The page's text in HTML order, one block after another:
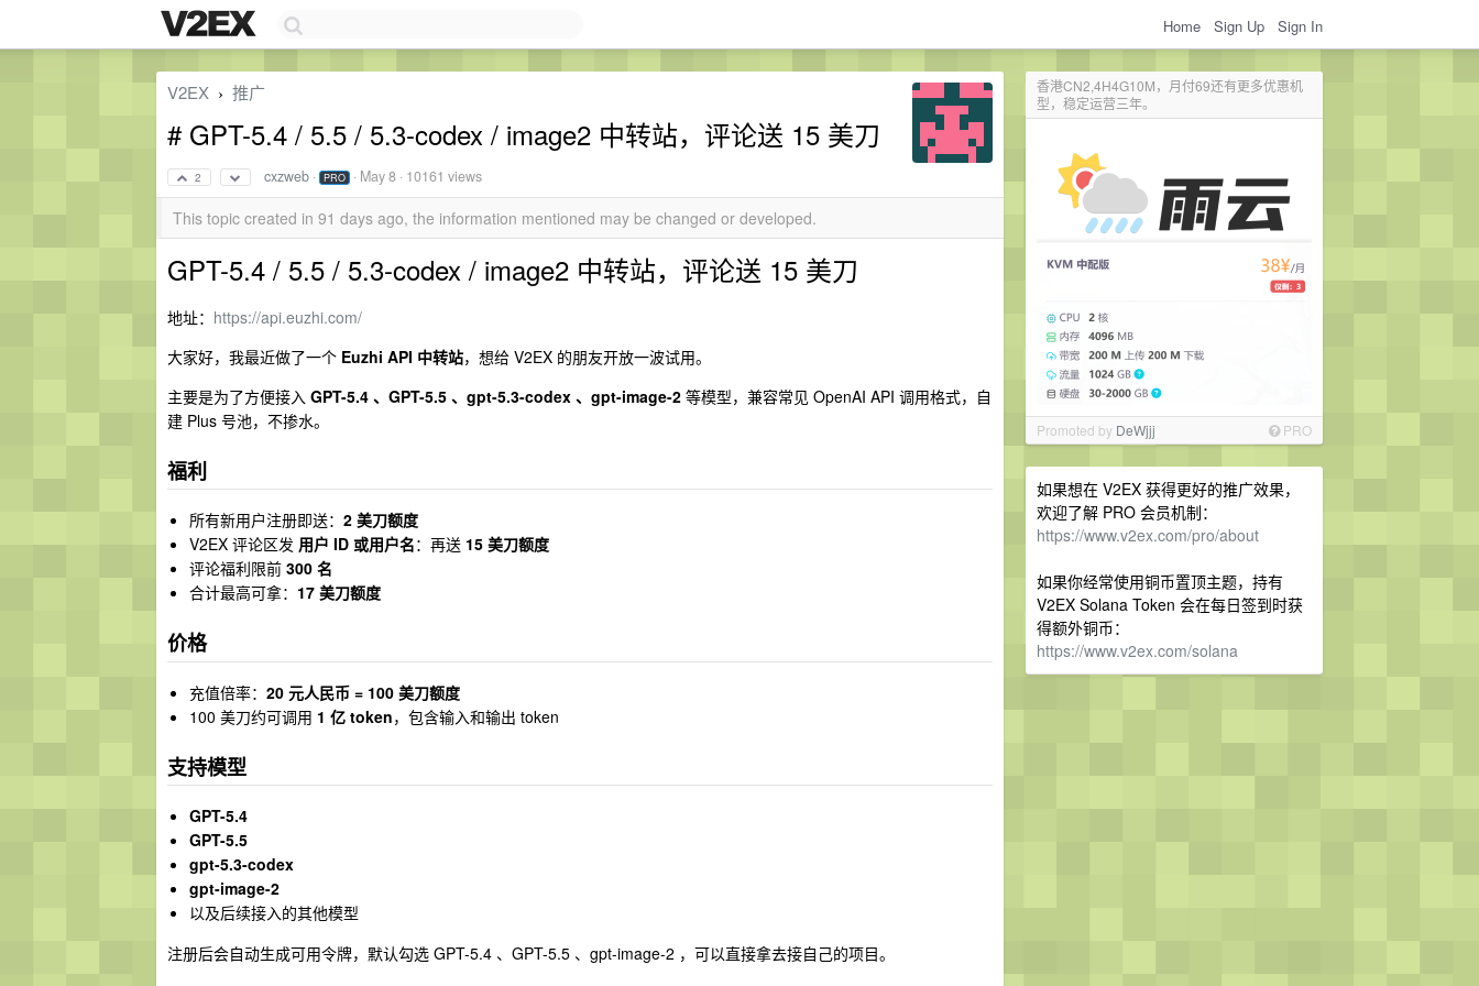
Home Sign Up Sign In
香港CN2,4H4G10M，月付69还有更多优惠机
型，稳定运营三年。
Promoted by DeWjjj PRO
如果想在 V2EX 获得更好的推广效果，
欢迎了解 PRO 会员机制：
https://www.v2ex.com/pro/about
如果你经常使用铜币置顶主题，持有
V2EX Solana Token 会在每日签到时获
得额外铜币：
https://www.v2ex.com/solana
V2EX › 推广
# GPT-5.4 / 5.5 / 5.3-codex / image2 中转站，评论送 15 美刀
2 cxzweb · PRO · May 8 · 10161 views
This topic created in 91 days ago, the information mentioned may be changed or developed.
GPT-5.4 / 5.5 / 5.3-codex / image2 中转站，评论送 15 美刀
地址： https://api.euzhi.com/
大家好，我最近做了一个 Euzhi API 中转站，想给 V2EX 的朋友开放一波试用。
主要是为了方便接入 GPT-5.4 、GPT-5.5 、gpt-5.3-codex 、gpt-image-2 等模型，兼容常见 OpenAI API 调用格式，自
建 Plus 号池，不掺水。
福利
所有新用户注册即送： 2 美刀额度
V2EX 评论区发 用户 ID 或用户名：再送 15 美刀额度
评论福利限前 300 名
合计最高可拿： 17 美刀额度
价格
充值倍率： 20 元人民币 = 100 美刀额度
100 美刀约可调用 1 亿 token，包含输入和输出 token
支持模型
GPT-5.4
GPT-5.5
gpt-5.3-codex
gpt-image-2
以及后续接入的其他模型
注册后会自动生成可用令牌，默认勾选 GPT-5.4 、GPT-5.5 、gpt-image-2 ，可以直接拿去接自己的项目。